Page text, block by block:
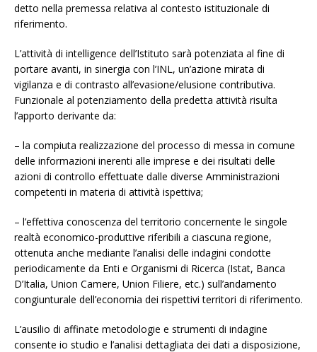
detto nella premessa relativa al contesto istituzionale di
riferimento.
L’attività di intelligence dell’Istituto sarà potenziata al fine di
portare avanti, in sinergia con l’INL, un’azione mirata di
vigilanza e di contrasto all’evasione/elusione contributiva.
Funzionale al potenziamento della predetta attività risulta
l’apporto derivante da:
– la compiuta realizzazione del processo di messa in comune
delle informazioni inerenti alle imprese e dei risultati delle
azioni di controllo effettuate dalle diverse Amministrazioni
competenti in materia di attività ispettiva;
– l’effettiva conoscenza del territorio concernente le singole
realtà economico-produttive riferibili a ciascuna regione,
ottenuta anche mediante l’analisi delle indagini condotte
periodicamente da Enti e Organismi di Ricerca (Istat, Banca
D’Italia, Union Camere, Union Filiere, etc.) sull’andamento
congiunturale dell’economia dei rispettivi territori di riferimento.
L’ausilio di affinate metodologie e strumenti di indagine
consente io studio e l’analisi dettagliata dei dati a disposizione,